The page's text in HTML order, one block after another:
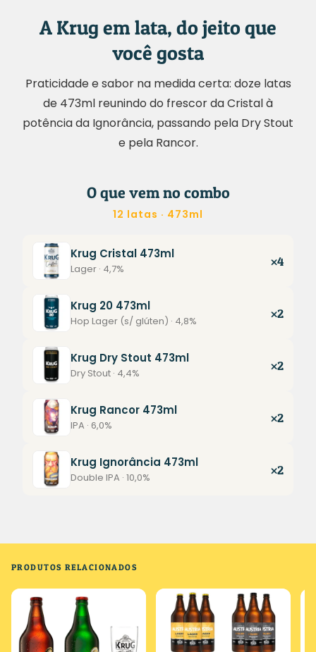
A Krug em lata, do jeito que
você gosta
Praticidade e sabor na medida certa: doze latas
de 473ml reunindo do frescor da Cristal à
potência da Ignorância, passando pela Dry Stout
e pela Rancor.
O que vem no combo
12 latas · 473ml
Krug Cristal 473ml
Lager · 4,7%
×4
Krug 20 473ml
Hop Lager (s/ glúten) · 4,8%
×2
Krug Dry Stout 473ml
Dry Stout · 4,4%
×2
Krug Rancor 473ml
IPA · 6,0%
×2
Krug Ignorância 473ml
Double IPA · 10,0%
×2
PRODUTOS RELACIONADOS